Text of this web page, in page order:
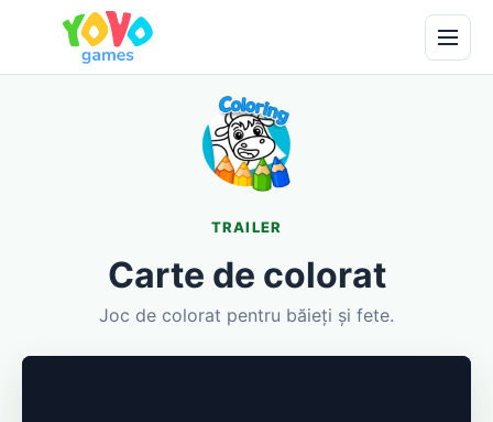
TRAILER
Carte de colorat
Joc de colorat pentru băieți și fete.